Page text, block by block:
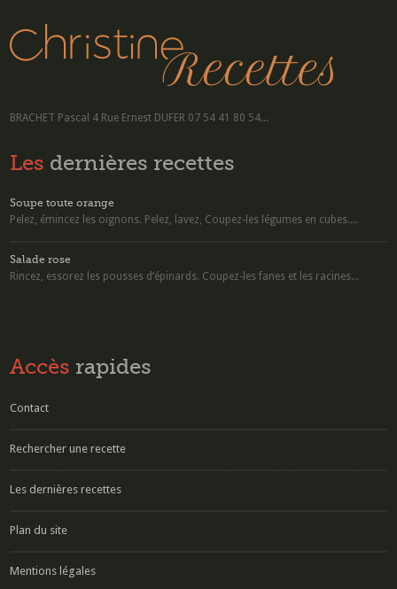
BRACHET Pascal 4 Rue Ernest DUFER 07 54 41 80 54...
Les dernières recettes
Soupe toute orange
Pelez, émincez les oignons. Pelez, lavez, Coupez-les légumes en cubes....
Salade rose
Rincez, essorez les pousses d’épinards. Coupez-les fanes et les racines...
Accès rapides
Contact
Rechercher une recette
Les dernières recettes
Plan du site
Mentions légales